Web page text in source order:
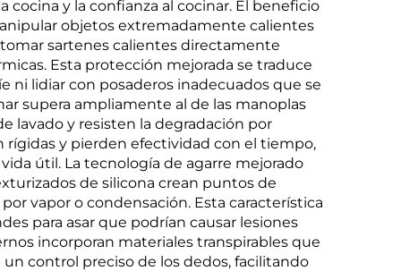
material de PLA
PBAT almidón de
maíz
y la confianza al cocinar. El beneficio
objetos extremadamente calientes
sartenes calientes directamente
Esta protección mejorada se traduce
ni lidiar con posaderos inadecuados que se
supera ampliamente al de las manoplas
lavado y resisten la degradación por
rígidas y pierden efectividad con el tiempo,
útil. La tecnología de agarre mejorado
de silicona crean puntos de
vapor o condensación. Esta característica
para asar que podrían causar lesiones
incorporan materiales transpirables que
control preciso de los dedos, facilitando